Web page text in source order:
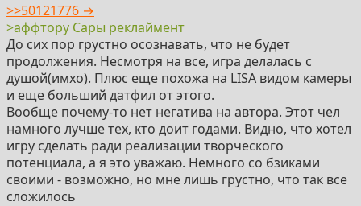
>>50121776 →
>аффтору Сары реклаймент
До сих пор грустно осознавать, что не будет
продолжения. Несмотря на все, игра делалась с
душой(имхо). Плюс еще похожа на LISA видом камеры
и еще больший датфил от этого.
Вообще почему-то нет негатива на автора. Этот чел
намного лучше тех, кто доит годами. Видно, что хотел
игру сделать ради реализации творческого
потенциала, а я это уважаю. Немного со бзиками
своими - возможно, но мне лишь грустно, что так все
сложилось